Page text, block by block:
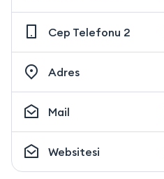
Cep Telefonu 2
Adres
Mail
Websitesi